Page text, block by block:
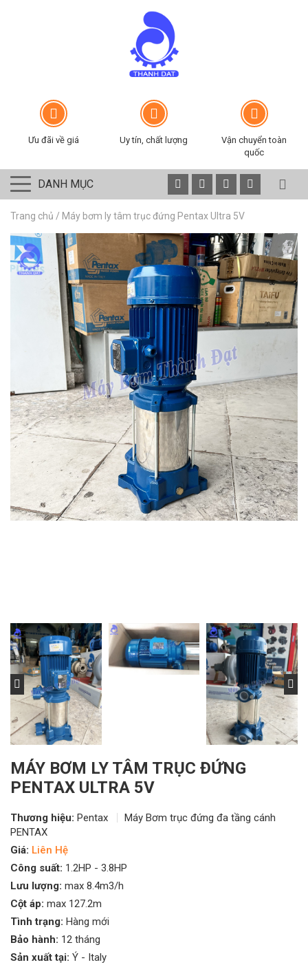
Ưu đãi về giá Uy tín, chất lượng
Vận chuyển toàn
quốc
DANH MỤC
Trang chủ / Máy bơm ly tâm trục đứng Pentax Ultra 5V
MÁY BƠM LY TÂM TRỤC ĐỨNG
PENTAX ULTRA 5V
Thương hiệu: Pentax
Máy Bơm trục đứng đa tầng cánh
PENTAX
Giá: Liên Hệ
Công suất: 1.2HP - 3.8HP
Lưu lượng: max 8.4m3/h
Cột áp: max 127.2m
Tình trạng: Hàng mới
Bảo hành: 12 tháng
Sản xuất tại: Ý - Italy